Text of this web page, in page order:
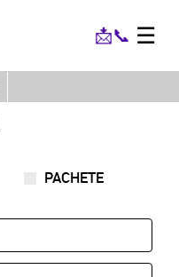
📩📞 ☰
PACHETE